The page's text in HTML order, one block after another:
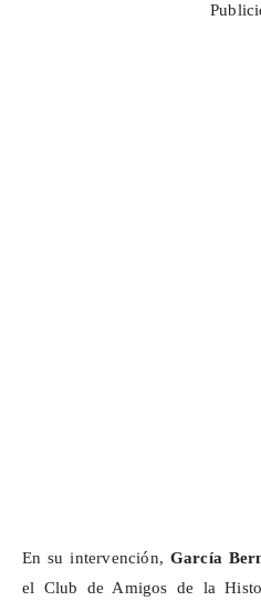
En su intervención, García
el Club de Amigos de la